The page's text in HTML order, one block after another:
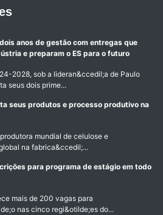
anos de gestão com entregas que
e preparam o ES para o futuro
2028, sob a lideran&ccedil;a de Paulo
seus dois prime...
seus produtos e processo produtivo na
mundial de celulose e
na fabrica&ccedil;...
para programa de estágio em todo
mais de 200 vagas para
nas cinco regi&otilde;es do...